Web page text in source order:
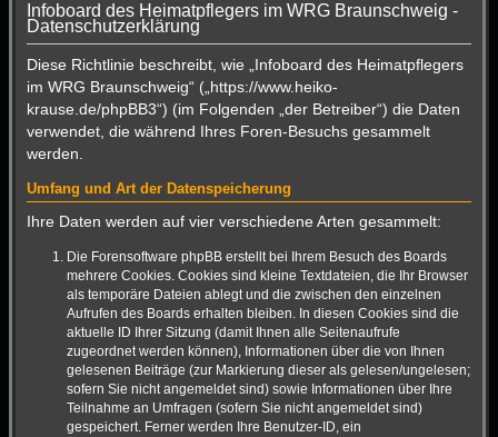
Infoboard des Heimatpflegers im WRG Braunschweig -
Datenschutzerklärung
Diese Richtlinie beschreibt, wie „Infoboard des Heimatpflegers
im WRG Braunschweig“ („https://www.heiko-
krause.de/phpBB3“) (im Folgenden „der Betreiber“) die Daten
verwendet, die während Ihres Foren-Besuchs gesammelt
werden.
Umfang und Art der Datenspeicherung
Ihre Daten werden auf vier verschiedene Arten gesammelt:
Die Forensoftware phpBB erstellt bei Ihrem Besuch des Boards
mehrere Cookies. Cookies sind kleine Textdateien, die Ihr Browser
als temporäre Dateien ablegt und die zwischen den einzelnen
Aufrufen des Boards erhalten bleiben. In diesen Cookies sind die
aktuelle ID Ihrer Sitzung (damit Ihnen alle Seitenaufrufe
zugeordnet werden können), Informationen über die von Ihnen
gelesenen Beiträge (zur Markierung dieser als gelesen/ungelesen;
sofern Sie nicht angemeldet sind) sowie Informationen über Ihre
Teilnahme an Umfragen (sofern Sie nicht angemeldet sind)
gespeichert. Ferner werden Ihre Benutzer-ID, ein